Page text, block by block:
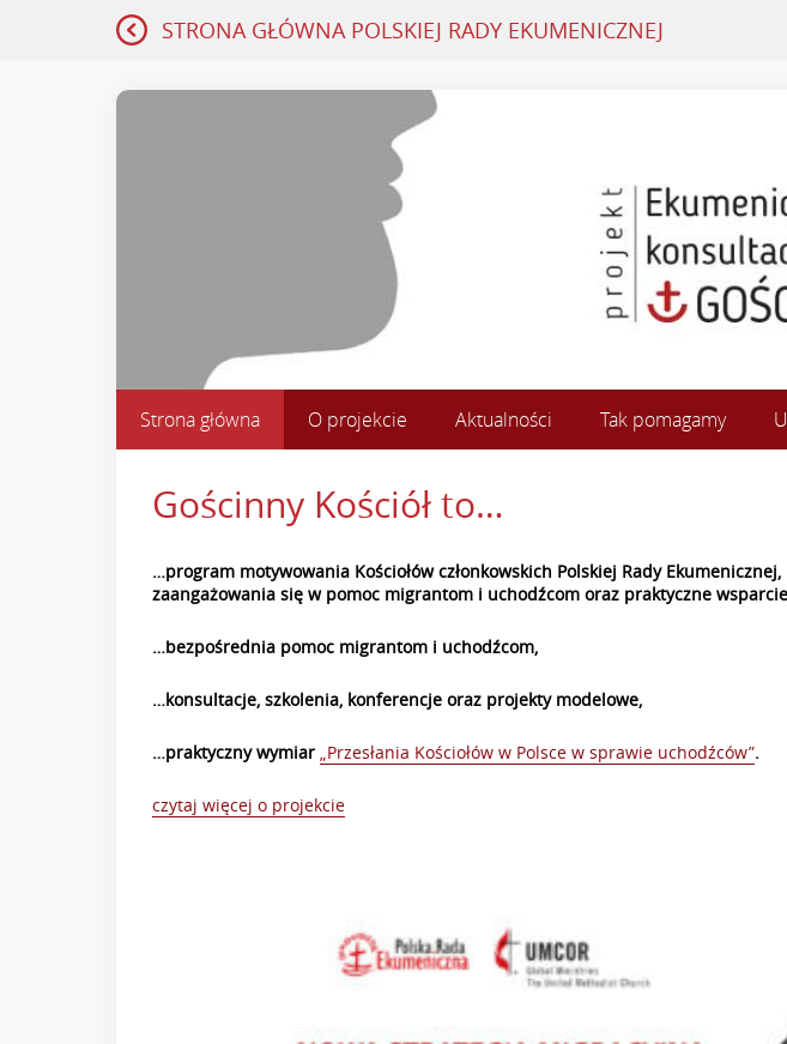
STRONA GŁÓWNA POLSKIEJ RADY EKUMENICZNEJ
Strona główna O projekcie Aktualności Tak pomagamy
Gościnny Kościół to…
…program motywowania Kościołów członkowskich Polskiej Rady
zaangażowania się w pomoc migrantom i uchodźcom oraz praktyczne
…bezpośrednia pomoc migrantom i uchodźcom,
…konsultacje, szkolenia, konferencje oraz projekty modelowe,
…praktyczny wymiar „Przesłania Kościołów w Polsce w sprawie uchodźców”.
czytaj więcej o projekcie